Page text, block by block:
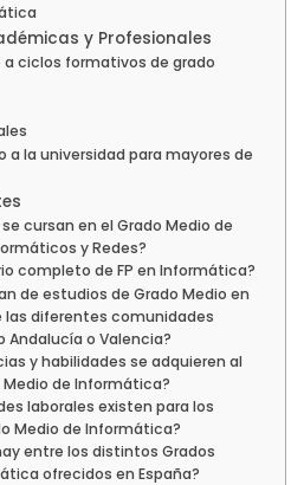
y Profesionales
a ciclos formativos de grado
a la universidad para mayores de
cursan en el Grado Medio de
y Redes?
completo de FP en Informática?
de estudios de Grado Medio en
diferentes comunidades
o Valencia?
y habilidades se adquieren al
de Informática?
laborales existen para los
Medio de Informática?
entre los distintos Grados
ofrecidos en España?